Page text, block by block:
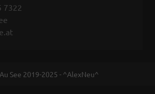
7322
See 2019-2025 - ^AlexNeu^